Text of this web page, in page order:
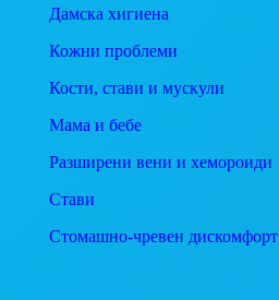
Дамска хигиена
Кожни проблеми
Кости, стави и мускули
Мама и бебе
Разширени вени и хемороиди
Стави
Стомашно-чревен дискомфорт